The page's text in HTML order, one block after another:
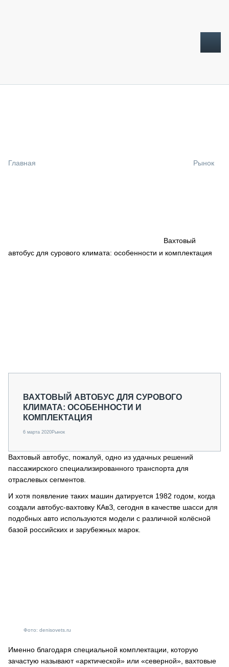
СПЕЦПРОЕКТЫ
Главная Рынок
Вахтовый
автобус для сурового климата: особенности и комплектация
ВАХТОВЫЙ АВТОБУС ДЛЯ СУРОВОГО
КЛИМАТА: ОСОБЕННОСТИ И
КОМПЛЕКТАЦИЯ
6 марта 2020Рынок
Вахтовый автобус, пожалуй, одно из удачных решений
пассажирского специализированного транспорта для
отраслевых сегментов.
И хотя появление таких машин датируется 1982 годом, когда
создали автобус-вахтовку КАвЗ, сегодня в качестве шасси для
подобных авто используются модели с различной колёсной
базой российских и зарубежных марок.
Фото: denisovets.ru
Именно благодаря специальной комплектации, которую
зачастую называют «арктической» или «северной», вахтовые